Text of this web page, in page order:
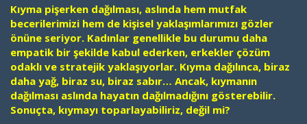
Kıyma pişerken dağılması, aslında hem mutfak
becerilerimizi hem de kişisel yaklaşımlarımızı gözler
önüne seriyor. Kadınlar genellikle bu durumu daha
empatik bir şekilde kabul ederken, erkekler çözüm
odaklı ve stratejik yaklaşıyorlar. Kıyma dağılınca, biraz
daha yağ, biraz su, biraz sabır… Ancak, kıymanın
dağılması aslında hayatın dağılmadığını gösterebilir.
Sonuçta, kıymayı toparlayabiliriz, değil mi?